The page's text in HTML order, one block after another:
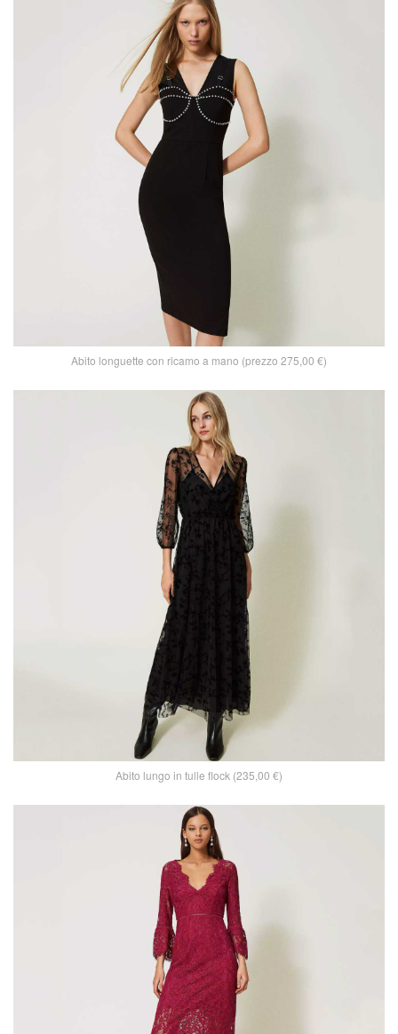
Abito longuette con ricamo a mano (prezzo 275,00 €)
Abito lungo in tulle flock (235,00 €)